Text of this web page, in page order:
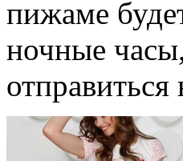
пижаме
ночные